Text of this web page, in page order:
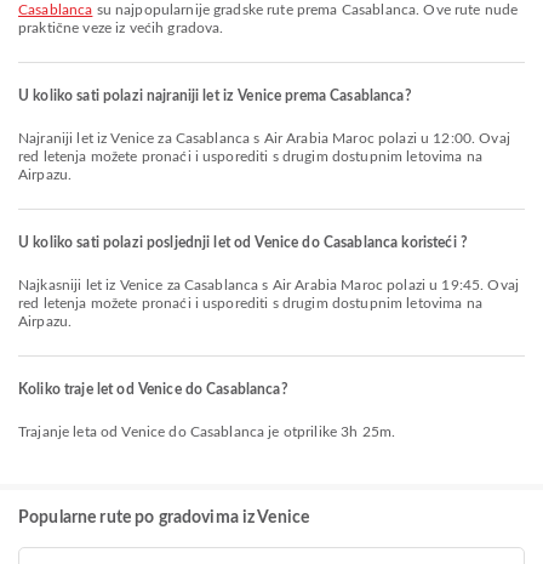
Casablanca su najpopularnije gradske rute prema Casablanca. Ove rute nude
praktične veze iz većih gradova.
U koliko sati polazi najraniji let iz Venice prema Casablanca?
Najraniji let iz Venice za Casablanca s Air Arabia Maroc polazi u 12:00. Ovaj
red letenja možete pronaći i usporediti s drugim dostupnim letovima na
Airpazu.
U koliko sati polazi posljednji let od Venice do Casablanca koristeći ?
Najkasniji let iz Venice za Casablanca s Air Arabia Maroc polazi u 19:45. Ovaj
red letenja možete pronaći i usporediti s drugim dostupnim letovima na
Airpazu.
Koliko traje let od Venice do Casablanca?
Trajanje leta od Venice do Casablanca je otprilike 3h 25m.
Popularne rute po gradovima iz Venice